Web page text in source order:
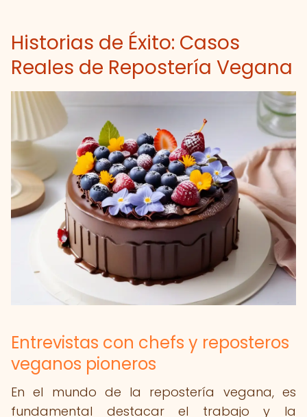
Historias de Éxito: Casos
Reales de Repostería Vegana
Entrevistas con chefs y reposteros
veganos pioneros
En el mundo de la repostería vegana, es
fundamental destacar el trabajo y la